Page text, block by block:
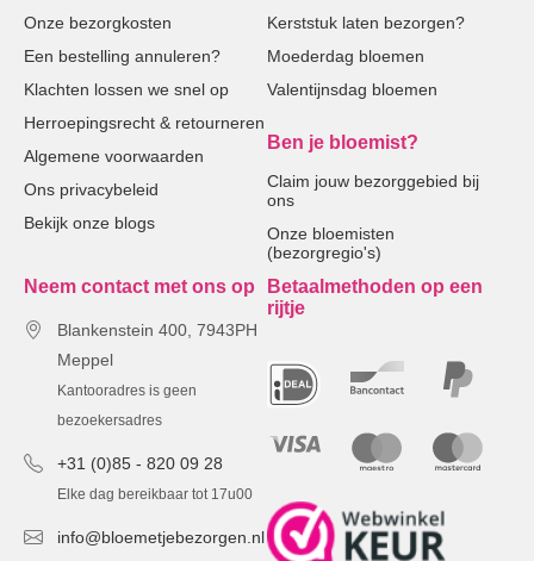
Onze bezorgkosten
Een bestelling annuleren?
Klachten lossen we snel op
Herroepingsrecht & retourneren
Algemene voorwaarden
Ons privacybeleid
Bekijk onze blogs
Kerststuk laten bezorgen?
Moederdag bloemen
Valentijnsdag bloemen
Ben je bloemist?
Claim jouw bezorggebied bij
ons
Onze bloemisten
(bezorgregio's)
Neem contact met ons op
Blankenstein 400, 7943PH
Meppel
Kantooradres is geen
bezoekersadres
+31 (0)85 - 820 09 28
Elke dag bereikbaar tot 17u00
info@bloemetjebezorgen.nl
Betaalmethoden op een
rijtje